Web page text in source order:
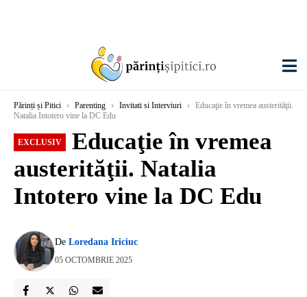
Părinți și Pitici › Parenting › Invitati si Interviuri ›
Educaţie în vremea austerităţii.
Natalia Intotero vine la DC Edu
EXCLUSIV
Educaţie în vremea
austerităţii. Natalia
Intotero vine la DC Edu
De Loredana Iriciuc
05 OCTOMBRIE 2025